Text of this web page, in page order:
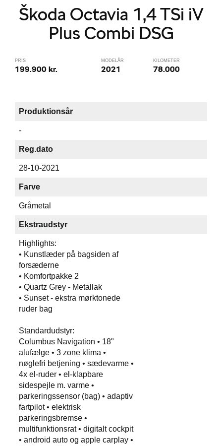
Škoda Octavia 1,4 TSi iV
Plus Combi DSG
PRIS
199.900 kr.
MODELÅR
2021
KILOMETER
78.000
Produktionsår
-
Reg.dato
28-10-2021
Farve
Gråmetal
Ekstraudstyr
Highlights:
• Kunstlæder på bagsiden af
forsæderne
• Komfortpakke 2
• Quartz Grey - Metallak
• Sunset - ekstra mørktonede
ruder bag
Standardudstyr:
Columbus Navigation • 18"
alufælge • 3 zone klima •
nøglefri betjening • sædevarme •
4x el-ruder • el-klapbare
sidespejle m. varme •
parkeringssensor (bag) • adaptiv
fartpilot • elektrisk
parkeringsbremse •
multifunktionsrat • digitalt cockpit
• android auto og apple carplay •